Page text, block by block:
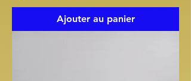
Ajouter au panier